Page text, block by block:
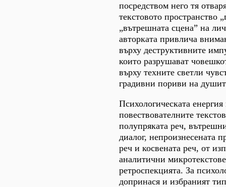
посредством него тя
текстовото пространство
„вътрешната сцена” на
авторката привлича
върху деструктивните
които разрушават
върху техните светли
градивни пориви на
Психологическата енергия
повествователните
полупряката реч,
диалог, непроизнесената
реч и косвената реч, от
аналитични
ретроспекцията. За
допринася и избраният